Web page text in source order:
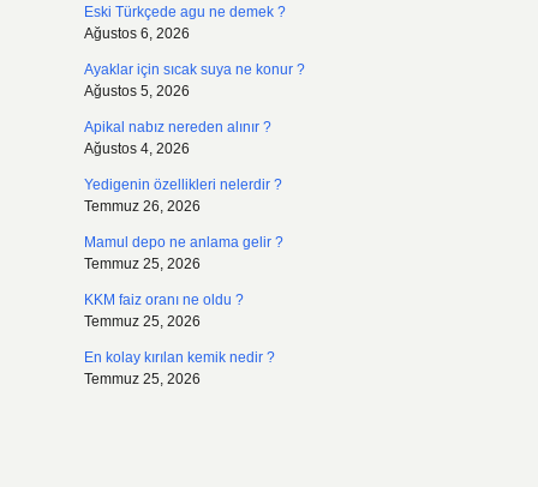
Eski Türkçede agu ne demek ?
Ağustos 6, 2026
Ayaklar için sıcak suya ne konur ?
Ağustos 5, 2026
Apikal nabız nereden alınır ?
Ağustos 4, 2026
Yedigenin özellikleri nelerdir ?
Temmuz 26, 2026
Mamul depo ne anlama gelir ?
Temmuz 25, 2026
KKM faiz oranı ne oldu ?
Temmuz 25, 2026
En kolay kırılan kemik nedir ?
Temmuz 25, 2026